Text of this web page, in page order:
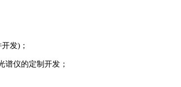
开发) ；
谱仪的定制开发 ；